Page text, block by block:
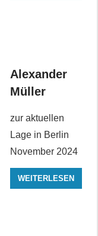
Alexander
Müller
zur aktuellen
Lage in Berlin
November 2024
WEITERLESEN